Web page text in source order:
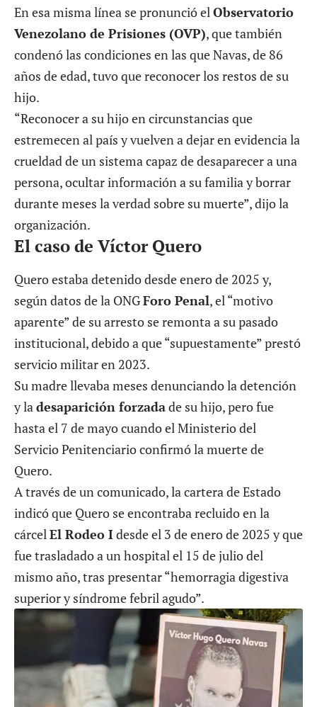
En esa misma línea se pronunció el Observatorio
Venezolano de Prisiones (OVP), que también
condenó las condiciones en las que Navas, de 86
años de edad, tuvo que reconocer los restos de su
hijo.
“Reconocer a su hijo en circunstancias que
estremecen al país y vuelven a dejar en evidencia la
crueldad de un sistema capaz de desaparecer a una
persona, ocultar información a su familia y borrar
durante meses la verdad sobre su muerte”, dijo la
organización.
El caso de Víctor Quero
Quero estaba detenido desde enero de 2025 y,
según datos de la ONGForo Penal, el “motivo
aparente” de su arresto se remonta a su pasado
institucional, debido a que “supuestamente” prestó
servicio militar en 2023.
Su madre llevaba meses denunciando la detención
y la desaparición forzadade su hijo, pero fue
hasta el 7 de mayo cuando el Ministerio del
Servicio Penitenciario confirmó la muerte de
Quero.
A través de un comunicado, la cartera de Estado
indicó que Quero se encontraba recluido en la
cárcel El Rodeo Idesde el 3 de enero de 2025 y que
fue trasladado a un hospital el 15 de julio del
mismo año, tras presentar “hemorragia digestiva
superior y síndrome febril agudo”.